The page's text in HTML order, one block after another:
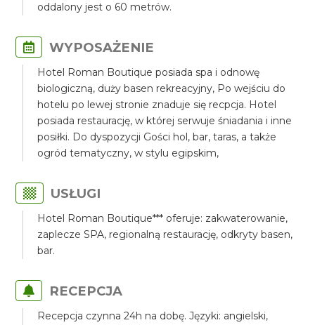
oddalony jest o 60 metrów.
WYPOSAŻENIE
Hotel Roman Boutique posiada spa i odnowę
biologiczną, duży basen rekreacyjny, Po wejściu do
hotelu po lewej stronie znaduje się recpcja. Hotel
posiada restaurację, w której serwuje śniadania i inne
posiłki. Do dyspozycji Gości hol, bar, taras, a także
ogród tematyczny, w stylu egipskim,
USŁUGI
Hotel Roman Boutique*** oferuje: zakwaterowanie,
zaplecze SPA, regionalną restaurację, odkryty basen,
bar.
RECEPCJA
Recepcja czynna 24h na dobę. Języki: angielski,